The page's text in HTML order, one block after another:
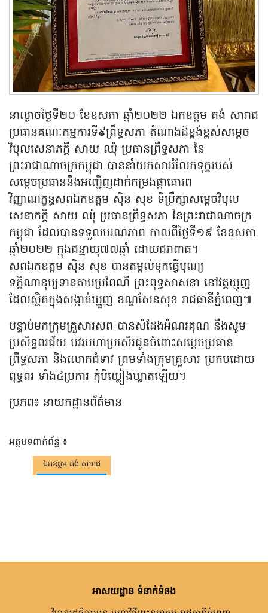
នាល្ងាចថ្ងៃទី២០ ខែឧសភា ឆ្នាំ២០២២ ឯកឧត្តម គង់ សារាជ
ប្រធានគណៈកម្មការទី៩ព្រឹទ្ធសភា តំណាងដ៍ខ្ពង់ខ្ពស់សម្ដេច
វិបុលសេនាភក្ដី សាយ ឈុំ ប្រធានព្រឹទ្ធសភា នៃ
ព្រះរាជាណាចក្រកម្ពុជា បាននាំយកសាររំលែកទុក្ខរបស់
សម្ដេចប្រធាននឹងអញ្ជើញដាក់កម្រងផ្កាគោរព
វិញ្ញាណក្ខន្ធសពឯកឧត្តម ស៊ិន សុខ ទីប្រឹក្សាសម្តេចវិបុល
សេនាភក្តី សាយ ឈុំ ប្រធានព្រឹទ្ធសភា នៃព្រះរាជាណាចក្រ
កម្ពុជា ដែលបានទទួលមរណភាព កាលពីថ្ងៃទី១៩ ខែឧសភា
ឆ្នាំ២០២២ ក្នុងជន្មាយុ៧៧ឆ្នាំ ដោយជរាពាធ។
សពឯកឧត្តម ស៊ិន សុខ បានតម្កល់ទុកធ្វើបុណ្យ
ទក្ខិណានុប្បទានតាមប្រពៃណី ព្រះពុទ្ធសាសនា នៅវត្តឃ្មួញ
ដែលស្ថិតក្នុងសង្កាត់ឃ្មួញ ខណ្ឌសែនសុខ រាជធានីភ្នំពេញ៕
បន្ទាប់មកក្រុមគ្រួសារសព បានសំដែងអំណរគុណ នឹងសូម
ប្រសិទ្ធពរជ័យ បវរមហាប្រសេីរជូនចំពោះសម្ដេចប្រធាន
ព្រឹទ្ធសភា និងលោកជំទាវ ព្រមទាំងក្រុមគ្រួសារ ប្រកបដោយ
ពុទ្ធពរ ទាំង៤ប្រការ កុំបីឃ្លៀងឃ្លាតឡេីយ។
ប្រភព៖ នាយកដ្ឋានព័ត៌មាន
អត្ថបទពាក់ព័ន្ធ ៖
ឯកឧត្តម គង់ សារាជ
អាសយដ្ឋាន ទំនាក់ទំនង